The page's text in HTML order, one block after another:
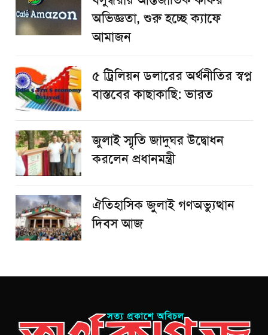
অভিজ্ঞতা, শুরু হচ্ছে ক্যাফে
আমাজন
৫ ট্রিলিয়ন ডলারের অর্থনীতির স্বপ্ন
বাস্তবের কাছাকাছি: ভারত
জুলাই স্মৃতি জাদুঘর উদ্বোধন
করলেন প্রধানমন্ত্রী
ঐতিহাসিক জুলাই গণঅভ্যুত্থান
দিবস আজ